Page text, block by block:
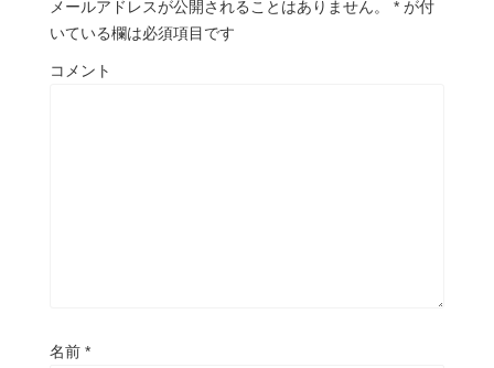
メールアドレスが公開されることはありません。 * が付
いている欄は必須項目です
コメント
名前 *